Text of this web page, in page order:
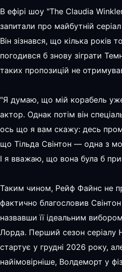
В ефірі шоу "The Claudia
запитали про майбутній
Він зізнався, що кілька років
погодився б знову зіграти
таких пропозицій не
"Я думаю, що мій корабель
актор. Однак потім він
ось що я вам скажу: десь
що Тільда Свінтон — одна з
І я вважаю, що вона була б
Таким чином, Рейф Файнс не
фактично благословив
назвавши її ідеальним
Лорда. Перший сезон серіалу
стартує у грудні 2026 року,
найімовірніше, Волдеморт у